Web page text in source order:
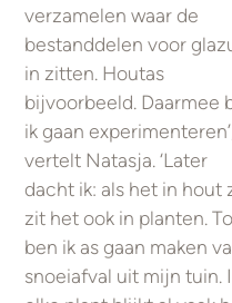
verzamelen waar de
bestanddelen voor
in zitten. Houtas
bijvoorbeeld. Daarmee
ik gaan
vertelt Natasja. ‘Later
dacht ik: als het in hout
zit het ook in planten.
ben ik as gaan maken
snoeiafval uit mijn tuin.